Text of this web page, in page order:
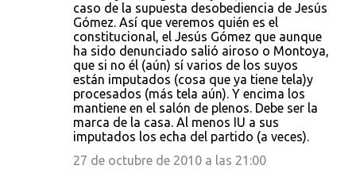
caso de la supuesta desobediencia de Jesús
Gómez. Así que veremos quién es el
constitucional, el Jesús Gómez que aunque
ha sido denunciado salió airoso o Montoya,
que si no él (aún) sí varios de los suyos
están imputados (cosa que ya tiene tela)y
procesados (más tela aún). Y encima los
mantiene en el salón de plenos. Debe ser la
marca de la casa. Al menos IU a sus
imputados los echa del partido (a veces).
27 de octubre de 2010 a las 21:00